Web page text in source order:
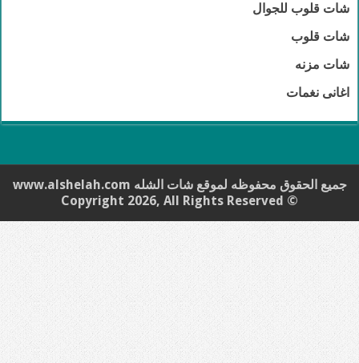
شات قلوب للجوال
شات قلوب
شات مزنه
اغانى نغمات
جميع الحقوق محفوظه لموقعشات الشله www.alshelah.com
© Copyright 2026, All Rights Reserved